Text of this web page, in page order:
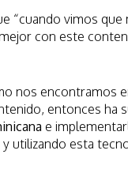
“cuando vimos
con este
nos encontramos
entonces ha
e
utilizando esta